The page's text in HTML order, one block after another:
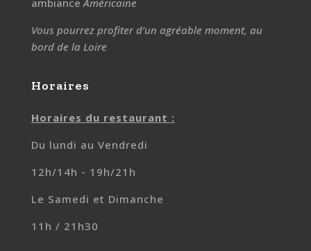
ambianceAméricaine
Vous pourrez profiter d’un agréable moment, au
bord de la Loire
Horaires
Horaires du restaurant :
Du lundi au Vendredi
12h/14h - 19h/21h
Le Samedi et Dimanche
11h / 21h30